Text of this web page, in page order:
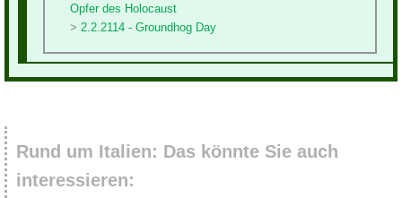
Opfer des Holocaust
2.2.2114 - Groundhog Day
Rund um Italien: Das könnte Sie auch
interessieren: